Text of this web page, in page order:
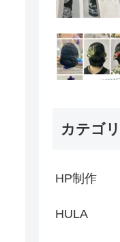
カテゴ
HP制作
HULA